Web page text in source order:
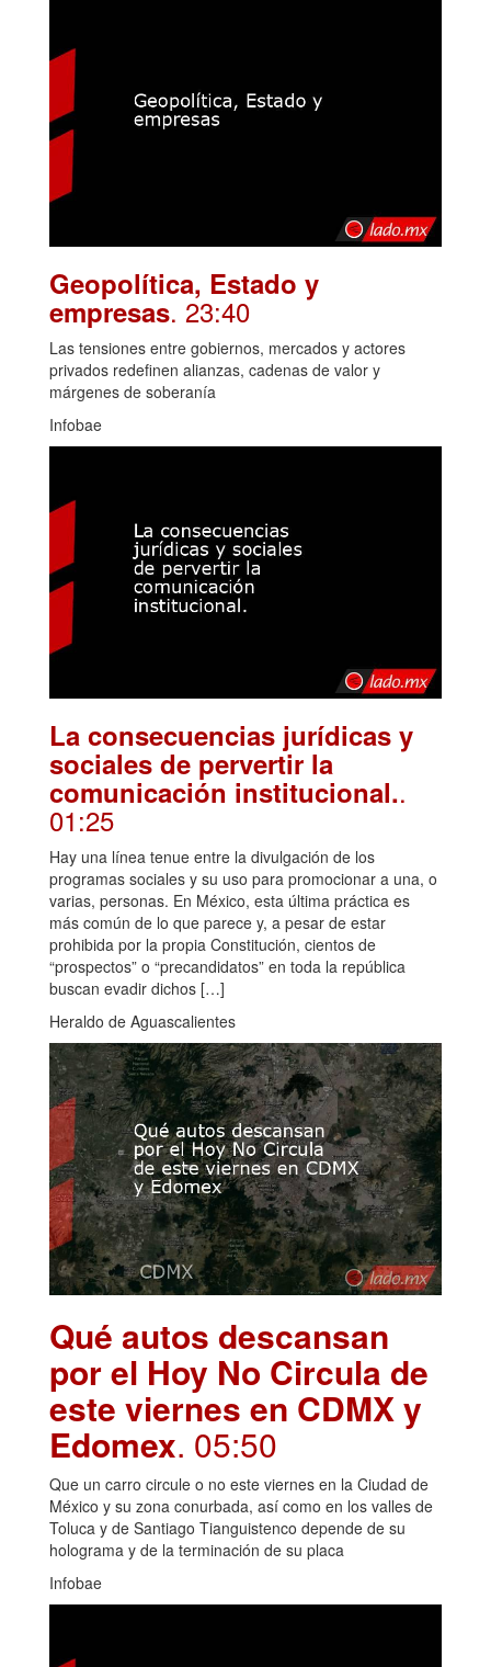
Geopolítica, Estado y
empresas. 23:40
Las tensiones entre gobiernos, mercados y actores
privados redefinen alianzas, cadenas de valor y
márgenes de soberanía
Infobae
La consecuencias jurídicas y
sociales de pervertir la
comunicación institucional..
01:25
Hay una línea tenue entre la divulgación de los
programas sociales y su uso para promocionar a una, o
varias, personas. En México, esta última práctica es
más común de lo que parece y, a pesar de estar
prohibida por la propia Constitución, cientos de
“prospectos” o “precandidatos” en toda la república
buscan evadir dichos […]
Heraldo de Aguascalientes
Qué autos descansan
por el Hoy No Circula de
este viernes en CDMX y
Edomex. 05:50
Que un carro circule o no este viernes en la Ciudad de
México y su zona conurbada, así como en los valles de
Toluca y de Santiago Tianguistenco depende de su
holograma y de la terminación de su placa
Infobae